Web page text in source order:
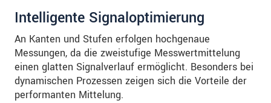
Intelligente Signaloptimierung
An Kanten und Stufen erfolgen hochgenaue
Messungen, da die zweistufige Messwertmittelung
einen glatten Signalverlauf ermöglicht. Besonders bei
dynamischen Prozessen zeigen sich die Vorteile der
performanten Mittelung.